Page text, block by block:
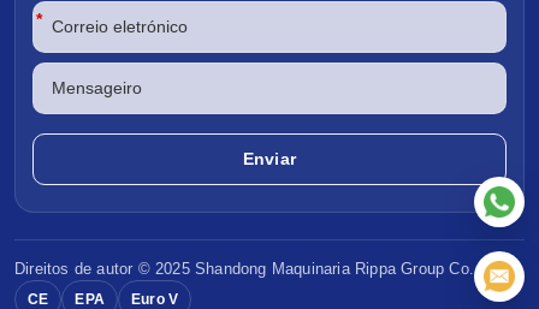
*
Direitos de autor © 2025 Shandong Maquinaria Rippa Group Co., Ltd
CE EPA Euro V